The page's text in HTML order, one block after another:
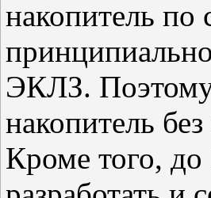
накопитель по
ЭКЛЗ.
накопитель
Кроме того,